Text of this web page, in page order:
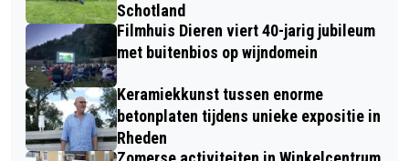
Schotland
Filmhuis Dieren viert 40-jarig jubileum
met buitenbios op wijndomein
Keramiekkunst tussen enorme
betonplaten tijdens unieke expositie in
Rheden